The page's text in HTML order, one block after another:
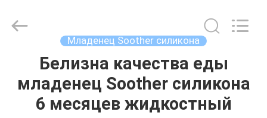
ГЛАВНАЯ
СТРАНИЦА
products
Младенец Soother силикона
Белизна качества еды
младенец Soother силикона
6 месяцев жидкостный